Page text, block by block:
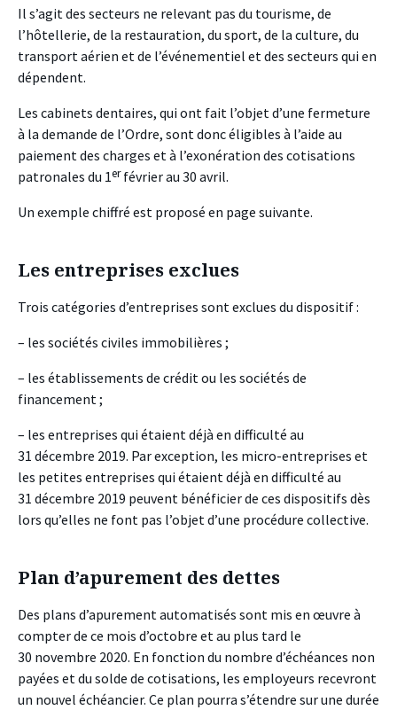
Il s’agit des secteurs ne relevant pas du tourisme, de
l’hôtellerie, de la restauration, du sport, de la culture, du
transport aérien et de l’événementiel et des secteurs qui en
dépendent.
Les cabinets dentaires, qui ont fait l’objet d’une fermeture
à la demande de l’Ordre, sont donc éligibles à l’aide au
paiement des charges et à l’exonération des cotisations
patronales du 1erfévrier au 30 avril.
Un exemple chiffré est proposé en page suivante.
Les entreprises exclues
Trois catégories d’entreprises sont exclues du dispositif :
– les sociétés civiles immobilières ;
– les établissements de crédit ou les sociétés de
financement ;
– les entreprises qui étaient déjà en difficulté au
31 décembre 2019. Par exception, les micro-entreprises et
les petites entreprises qui étaient déjà en difficulté au
31 décembre 2019 peuvent bénéficier de ces dispositifs dès
lors qu’elles ne font pas l’objet d’une procédure collective.
Plan d’apurement des dettes
Des plans d’apurement automatisés sont mis en œuvre à
compter de ce mois d’octobre et au plus tard le
30 novembre 2020. En fonction du nombre d’échéances non
payées et du solde de cotisations, les employeurs recevront
un nouvel échéancier. Ce plan pourra s’étendre sur une durée